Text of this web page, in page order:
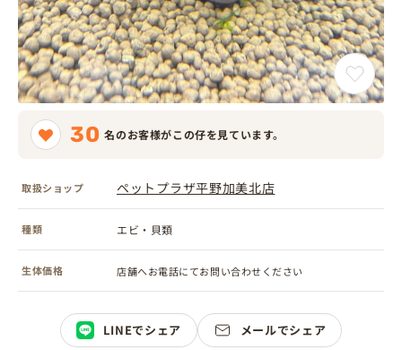
30 名のお客様がこの仔を見ています。
取扱ショップ ペットプラザ平野加美北店
種類 エビ・貝類
生体価格 店舗へお電話にてお問い合わせください
LINEでシェア メールでシェア